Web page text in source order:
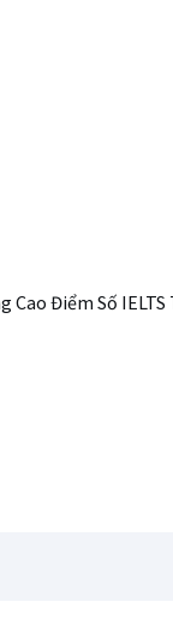
Cao Điểm Số IELTS